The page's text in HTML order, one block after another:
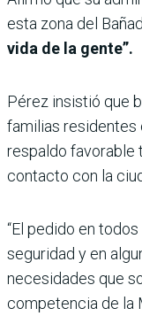
esta zona del
vida de la gente”.
Pérez insistió que
familias residentes
respaldo favorable
contacto con la
“El pedido en
seguridad y en
necesidades que
competencia de la